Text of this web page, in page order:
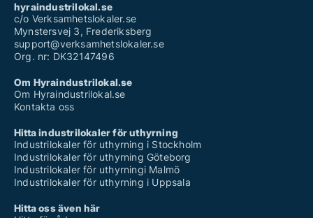
hyraindustrilokal.se
c/o Verksamhetslokaler.se
Mynstersvej 3, Frederiksberg
support@verksamhetslokaler.se
Org. nr: DK32147496
Om Hyraindustrilokal.se
Om Hyraindustrilokal.se
Kontakta oss
Hitta industrilokaler för uthyrning
Industrilokaler för uthyrning i Stockholm
Industrilokaler för uthyrning Göteborg
Industrilokaler för uthyrningi Malmö
Industrilokaler för uthyrning i Uppsala
Hitta oss även här